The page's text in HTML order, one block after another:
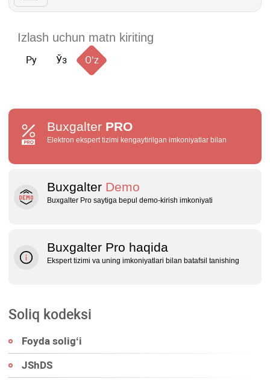
Ру Ўз Oʻz
Buxgalter PRO
Elektron ekspert tizimi kengaytirilgan imkoniyatlar bilan
Buxgalter Demo
Buxgalter Pro saytiga bepul demo‑kirish imkoniyati
Buxgalter Pro haqida
Ekspert tizimi va uning imkoniyatlari bilan batafsil tanishing
Soliq kodeksi
Foyda soligʻi
JShDS